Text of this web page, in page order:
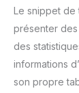
Le snippet de
présenter
des
informations
son propre